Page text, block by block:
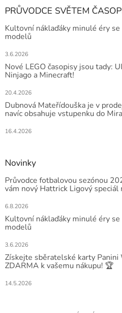
PRŮVODCE SVĚTEM
Kultovní náklaďáky minulé éry
modelů
3.6.2026
Nové LEGO časopisy jsou tady:
Ninjago a Minecraft!
20.4.2026
Dubnová Mateřídouška je v
navíc obsahuje vstupenku do
16.4.2026
Novinky
Průvodce fotbalovou sezónou
vám nový Hattrick Ligový
6.8.2026
Kultovní náklaďáky minulé éry
modelů
3.6.2026
Získejte sběratelské karty
ZDARMA k vašemu nákupu! 🏆
14.5.2026